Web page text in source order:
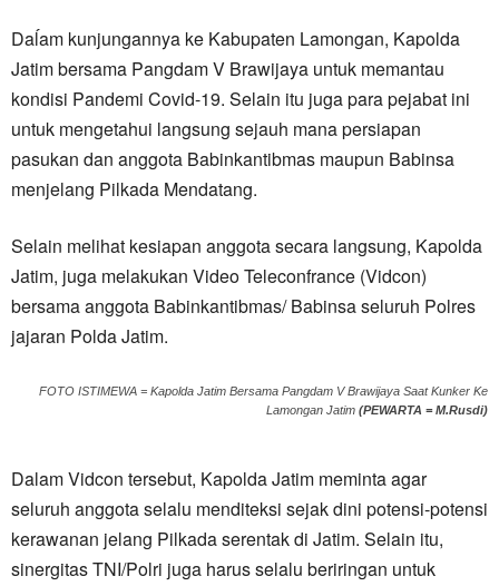
Daĺam kunjungannya ke Kabupaten Lamongan, Kapolda
Jatim bersama Pangdam V Brawijaya untuk memantau
kondisi Pandemi Covid-19. Selain itu juga para pejabat ini
untuk mengetahui langsung sejauh mana persiapan
pasukan dan anggota Babinkantibmas maupun Babinsa
menjelang Pilkada Mendatang.
Selain melihat kesiapan anggota secara langsung, Kapolda
Jatim, juga melakukan Video Teleconfrance (Vidcon)
bersama anggota Babinkantibmas/ Babinsa seluruh Polres
jajaran Polda Jatim.
FOTO ISTIMEWA = Kapolda Jatim Bersama Pangdam V Brawijaya Saat Kunker Ke
Lamongan Jatim (PEWARTA = M.Rusdi)
Dalam Vidcon tersebut, Kapolda Jatim meminta agar
seluruh anggota selalu menditeksi sejak dini potensi-potensi
kerawanan jelang Pilkada serentak di Jatim. Selain itu,
sinergitas TNI/Polri juga harus selalu beriringan untuk